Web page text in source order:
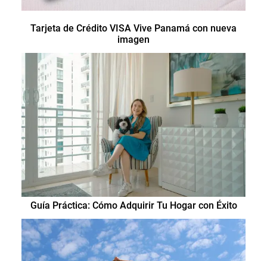
Tarjeta de Crédito VISA Vive Panamá con nueva
imagen
Guía Práctica: Cómo Adquirir Tu Hogar con Éxito